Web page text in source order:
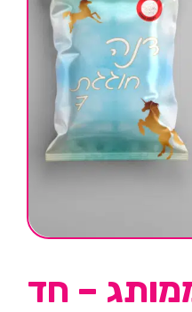
– חד